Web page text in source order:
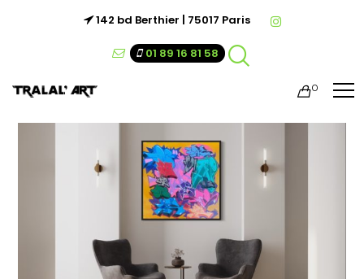
142 bd Berthier | 75017 Paris
01 89 16 81 58
0